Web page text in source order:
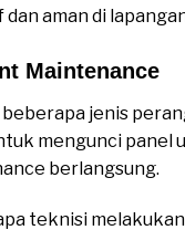
aman di
Maintenance
jenis
mengunci
berlangsung.
teknisi